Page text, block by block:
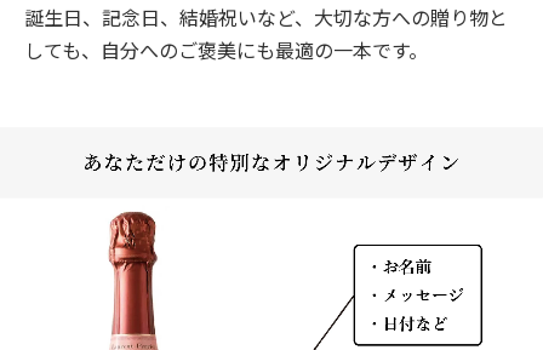
誕生日、記念日、結婚祝いなど、大切な方への贈り物と
しても、自分へのご褒美にも最適の一本です。